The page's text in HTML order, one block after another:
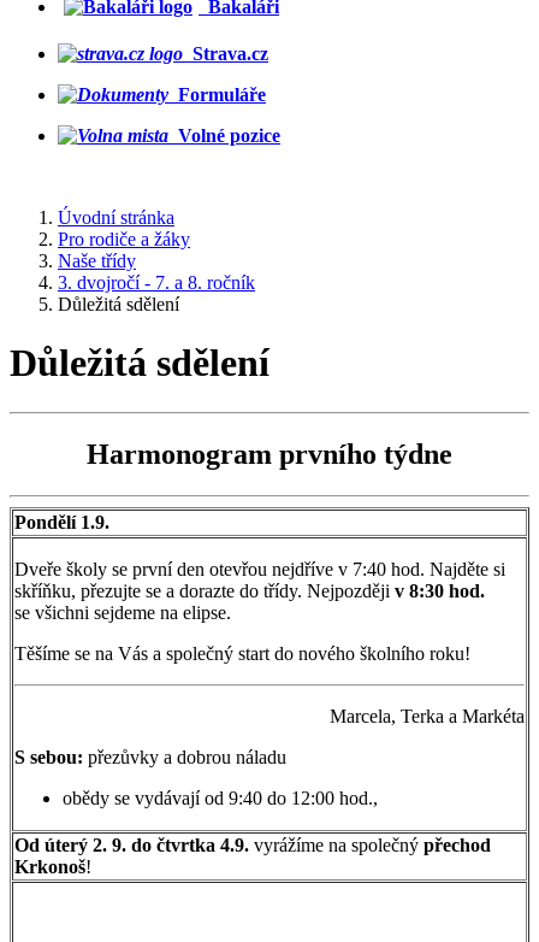
Bakaláři
Strava.cz
Formuláře
Volné pozice
Úvodní stránka
Pro rodiče a žáky
Naše třídy
3. dvojročí - 7. a 8. ročník
Důležitá sdělení
Důležitá sdělení
Harmonogram prvního týdne
Pondělí 1.9.
Dveře školy se první den otevřou nejdříve v 7:40 hod. Najděte si
skříňku, přezujte se a dorazte do třídy. Nejpozději v 8:30 hod.
se všichni sejdeme na elipse.
Těšíme se na Vás a společný start do nového školního roku!
Marcela, Terka a Markéta
S sebou: přezůvky a dobrou náladu
obědy se vydávají od 9:40 do 12:00 hod.,
Od úterý 2. 9. do čtvrtka 4.9. vyrážíme na společný přechod
Krkonoš!